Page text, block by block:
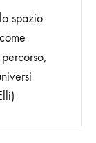
spazio